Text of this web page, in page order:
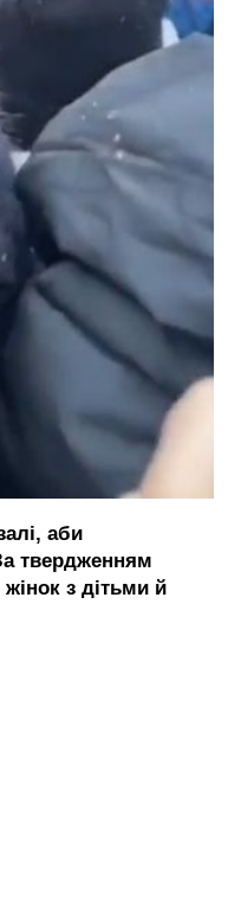
аби
твердженням
жінок з дітьми й